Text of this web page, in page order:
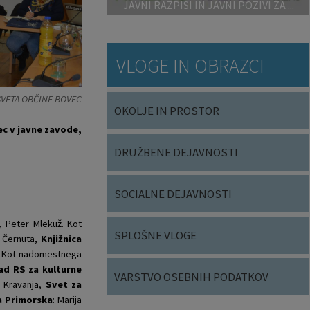
OBČINE BOVEC
v javne zavode,
Peter Mlekuž. Kot
Knjižnica
nadomestnega
RS za kulturne
Svet za
Primorska: Marija
JAVNI RAZPISI IN JAVNI POZIVI ZA ...
VLOGE IN OBRAZCI
OKOLJE IN PROSTOR
DRUŽBENE DEJAVNOSTI
SOCIALNE DEJAVNOSTI
SPLOŠNE VLOGE
VARSTVO OSEBNIH PODATKOV